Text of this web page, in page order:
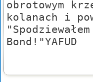
obrotowym
kolanach i
Bond!"YAFUD